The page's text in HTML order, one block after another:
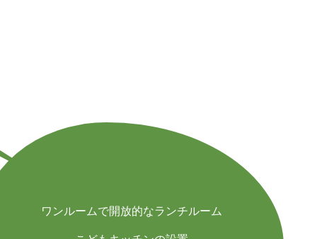
ワンルームで開放的なランチルーム